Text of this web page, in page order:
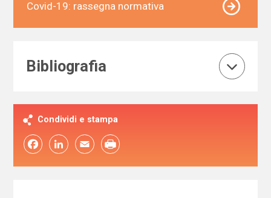
Covid-19: rassegna normativa
Bibliografia
Condividi e stampa
FacebookLinkedIn Email